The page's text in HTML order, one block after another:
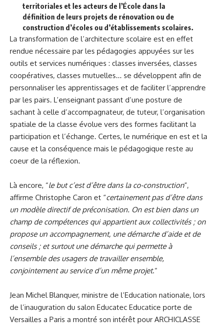
territoriales et les acteurs de l’École dans la
définition de leurs projets de rénovation ou de
construction d’écoles ou d’établissements scolaires.
La transformation de l’architecture scolaire est en effet
rendue nécessaire par les pédagogies appuyées sur les
outils et services numériques : classes inversées, classes
coopératives, classes mutuelles… se développent afin de
personnaliser les apprentissages et de faciliter l’apprendre
par les pairs. L’enseignant passant d’une posture de
sachant à celle d’accompagnateur, de tuteur, l’organisation
spatiale de la classe évolue vers des formes facilitant la
participation et l’échange. Certes, le numérique en est et la
cause et la conséquence mais le pédagogique reste au
coeur de la réflexion.
Là encore, “le but c’est d’être dans la co-construction”,
affirme Christophe Caron et “certainement pas d’être dans
un modèle directif de préconisation. On est bien dans un
champ de compétences qui appartient aux collectivités ; on
propose un accompagnement, une démarche d’aide et de
conseils ; et surtout une démarche qui permette à
l’ensemble des usagers de travailler ensemble,
conjointement au service d’un même projet.“
Jean Michel Blanquer, ministre de l’Education nationale, lors
de l’inauguration du salon Educatec Educatice porte de
Versailles a Paris a montré son intérêt pour ARCHICLASSE